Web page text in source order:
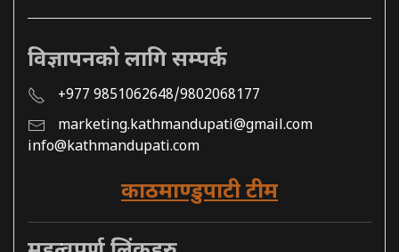
विज्ञापनको लागि सम्पर्क
+977 9851062648/9802068177
marketing.kathmandupati@gmail.com
info@kathmandupati.com
काठमाण्डुपाटी टीम